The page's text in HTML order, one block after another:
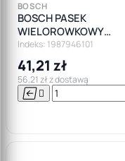
BOSCH
BOSCH PASEK
WIELOROWKOWY
7PK1076
Indeks: 1987946101
41,21 zł
56,21 zł z dostawą
 